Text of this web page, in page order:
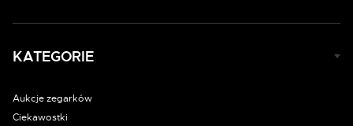
KATEGORIE
Aukcje zegarków
Ciekawostki